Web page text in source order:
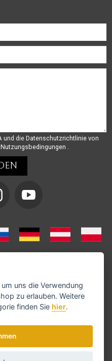
und die Datenschutzrichtlinie von
.
möglich
um uns die Verwendung
erlauben. Weitere
finden Sie hier.